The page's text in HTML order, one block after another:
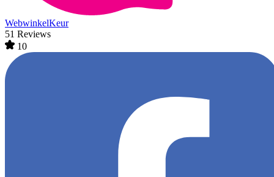
WebwinkelKeur
51 Reviews
10